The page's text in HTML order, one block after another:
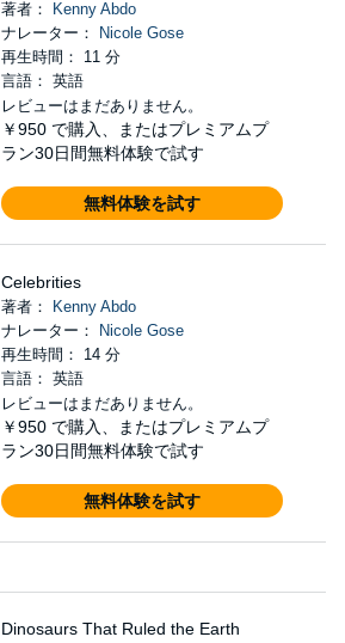
著者：
Kenny Abdo
ナレーター：
Nicole Gose
再生時間： 11 分
言語： 英語
レビューはまだありません。
￥950 で購入、またはプレミアムプ
ラン30日間無料体験で試す
無料体験を試す
Celebrities
著者：
Kenny Abdo
ナレーター：
Nicole Gose
再生時間： 14 分
言語： 英語
レビューはまだありません。
￥950 で購入、またはプレミアムプ
ラン30日間無料体験で試す
無料体験を試す
Dinosaurs That Ruled the Earth